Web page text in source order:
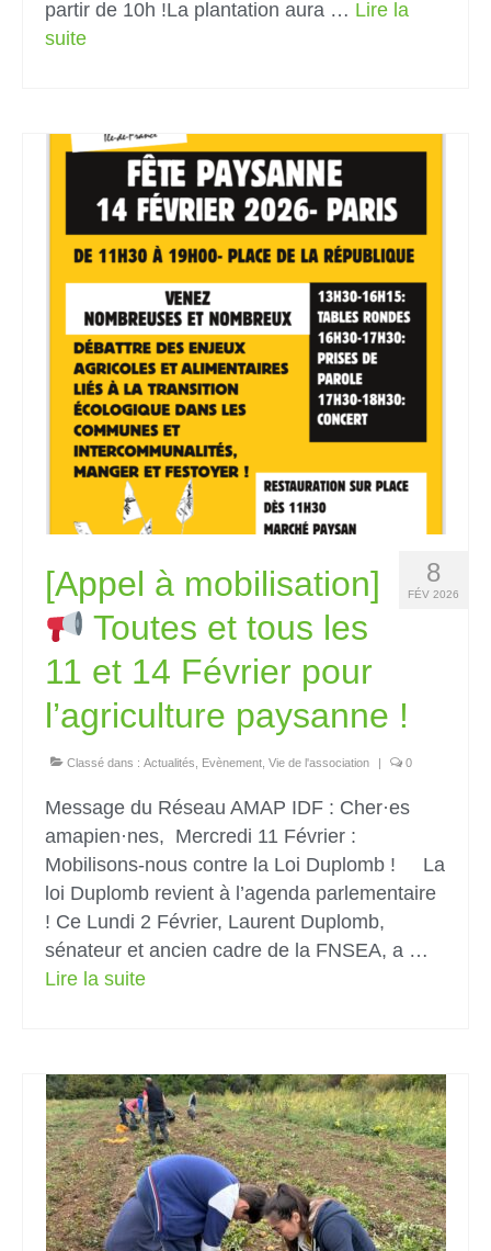
partir de 10h !La plantation aura … Lire la
suite­­
8
FÉV 2026
[Appel à mobilisation]
Toutes et tous les
11 et 14 Février pour
l’agriculture paysanne !
Classé dans : Actualités Evènement Vie de l'association 0
Message du Réseau AMAP IDF : Cher·es
amapien·nes, Mercredi 11 Février :
Mobilisons-nous contre la Loi Duplomb ! La
loi Duplomb revient à l’agenda parlementaire
! Ce Lundi 2 Février, Laurent Duplomb,
sénateur et ancien cadre de la FNSEA, a …
Lire la suite­­